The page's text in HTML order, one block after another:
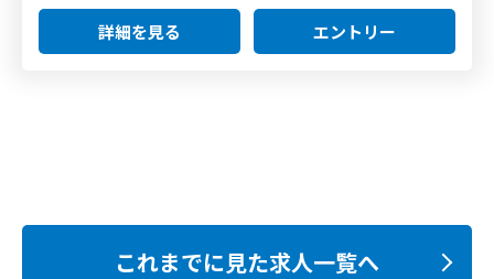
詳細を見る エントリー
これまでに見た求人一覧へ